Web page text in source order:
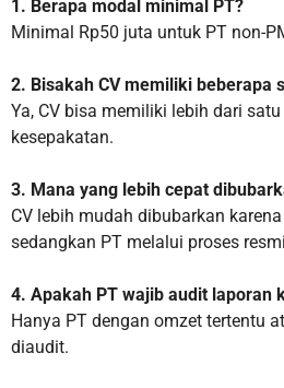
1. Berapa modal minimal PT?
Minimal Rp50 juta untuk PT non-
2. Bisakah CV memiliki beberapa
Ya, CV bisa memiliki lebih dari
kesepakatan.
3. Mana yang lebih cepat
CV lebih mudah dibubarkan
sedangkan PT melalui proses
4. Apakah PT wajib audit laporan
Hanya PT dengan omzet tertentu
diaudit.